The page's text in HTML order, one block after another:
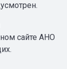
сайте АНО